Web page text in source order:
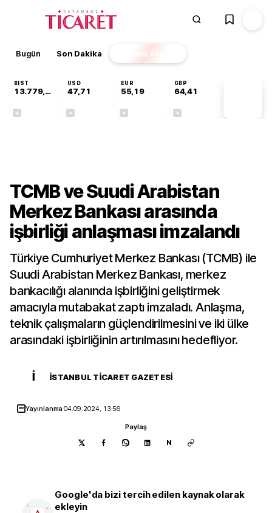
Bugün Son Dakika Finans EKSTRA
BIST
13.779,39
USD
47,71
EUR
55,19
GBP
64,41
TCMB ve Suudi Arabistan
Merkez Bankası arasında
işbirliği anlaşması imzalandı
Türkiye Cumhuriyet Merkez Bankası (TCMB) ile
Suudi Arabistan Merkez Bankası, merkez
bankacılığı alanında işbirliğini geliştirmek
amacıyla mutabakat zaptı imzaladı. Anlaşma,
teknik çalışmaların güçlendirilmesini ve iki ülke
arasındaki işbirliğinin artırılmasını hedefliyor.
İ İSTANBUL TICARET GAZETESI
Yayınlanma04.09.2024, 13:56
Paylaş
N
Google'da bizi tercih edilen kaynak olarak
ekleyin